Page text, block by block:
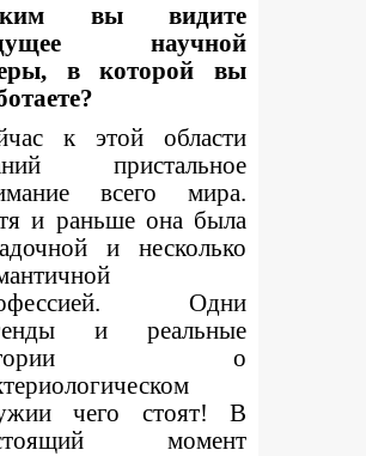
вы видите
научной
в которой вы
к этой области
пристальное
всего мира.
и раньше она была
и несколько
Одни
и реальные
о
чего стоят! В
момент